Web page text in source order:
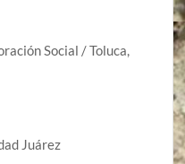
Social / Toluca,
Juárez